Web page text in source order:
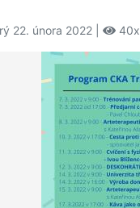
22. února 2022 | 40x